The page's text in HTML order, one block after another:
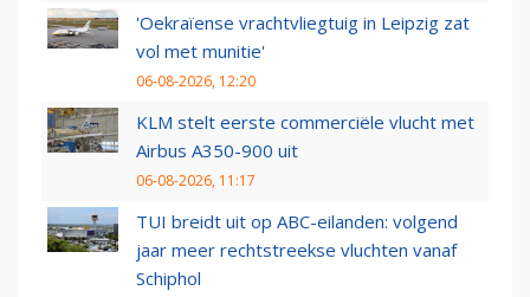
'Oekraïense vrachtvliegtuig in Leipzig zat
vol met munitie'
06-08-2026, 12:20
KLM stelt eerste commerciële vlucht met
Airbus A350-900 uit
06-08-2026, 11:17
TUI breidt uit op ABC-eilanden: volgend
jaar meer rechtstreekse vluchten vanaf
Schiphol